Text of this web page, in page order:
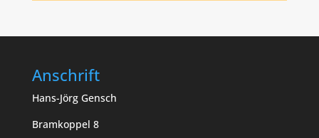
Anschrift
Hans-Jörg Gensch
Bramkoppel 8